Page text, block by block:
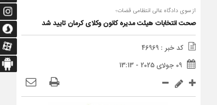
از سوی دادگاه عالی انتظامی قضات؛
صحت انتخابات هیئت مدیره کانون وکلای کرمان تایید شد
کد خبر : 46969
09 جولای 2025 - 13:13